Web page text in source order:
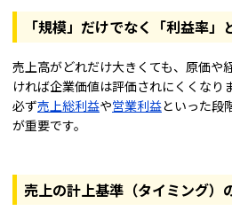
「規模」だけでなく「利益率」
売上高がどれだけ大きくても、原価や
ければ企業価値は評価されにくくなりま
必ず売上総利益や営業利益といった段
が重要です。
売上の計上基準（タイミング）